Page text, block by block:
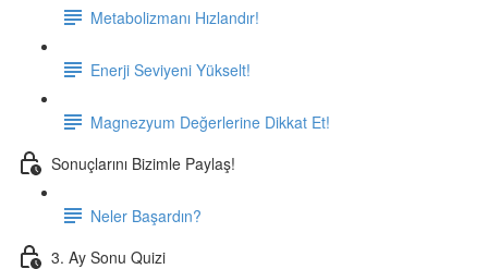
Metabolizmanı Hızlandır!
Enerji Seviyeni Yükselt!
Magnezyum Değerlerine Dikkat Et!
Sonuçlarını Bizimle Paylaş!
Neler Başardın?
3. Ay Sonu Quizi